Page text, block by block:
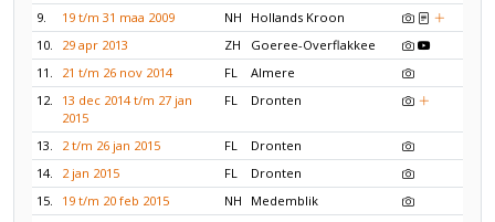
9.
19 t/m 31 maa 2009 NH
Hollands Kroon
10.
29 apr 2013 ZH
Goeree-Overflakkee
11.
21 t/m 26 nov 2014 FL
Almere
12.
13 dec 2014 t/m 27 jan
2015
FL Dronten
13. 2 t/m 26 jan 2015 FL
Dronten
14.
2 jan 2015 FL
Dronten
15.
19 t/m 20 feb 2015 NH
Medemblik